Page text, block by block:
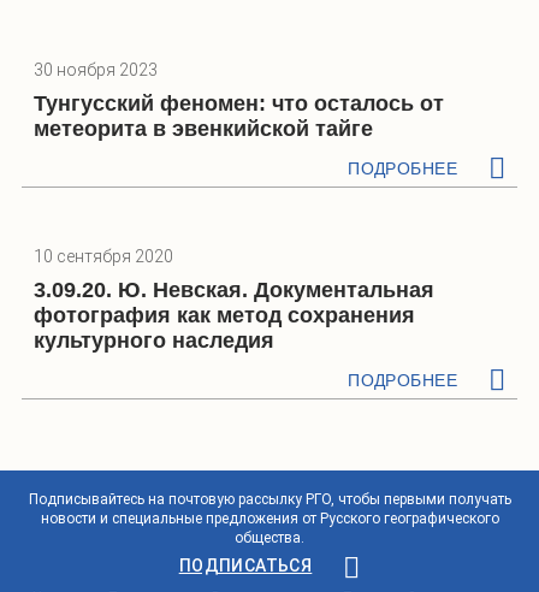
30 ноября 2023
Тунгусский феномен: что осталось от
метеорита в эвенкийской тайге
ПОДРОБНЕЕ
10 сентября 2020
3.09.20. Ю. Невская. Документальная
фотография как метод сохранения
культурного наследия
ПОДРОБНЕЕ
Подписывайтесь на почтовую рассылку РГО, чтобы первыми получать
новости и специальные предложения от Русского географического
общества.
ПОДПИСАТЬСЯ